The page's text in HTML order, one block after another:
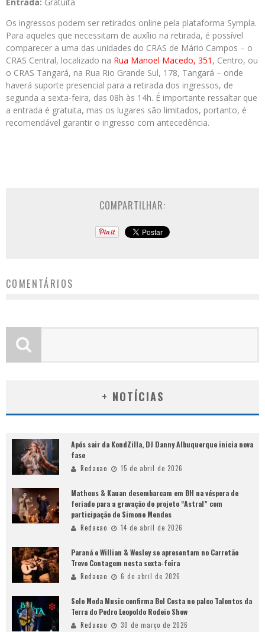
Os ingressos podem ser retirados online pela plataforma Sympla.
Para aqueles que necessitam de auxílio na retirada, é possível
comparecer a uma das unidades do CRAS de Mário Campos – o
CRAS Central, localizado na Rua Manoel Macedo, 351 , Centro, ou
o CRAS Tangará, na Rua Rio Grande Sul, 178, Tangará – onde
haverá suporte presencial para a retirada dos ingressos, de
segunda a sexta-feira, das 08h às 14h. É importante ressaltar que
a entrada é gratuita, mas os lugares são limitados, portanto, é
recomendável garantir o ingresso com antecedência.
COMPARTILHAR:
COMENTÁRIOS
+ NOTÍCIAS
Após sair da KondZilla, DJ Danny Albuquerque inicia nova
fase
Redacao 15 de abril de 2026
Matheus & Kauan desembarcam em BH na véspera de
feriado para a gravação do projeto “Astral” com
participação de Simone Mendes
Redacao 14 de abril de 2026
Paraná e Willian & Wesley se apresentam no Carretão
Trevo Contagem nesta sexta-feira
Redacao 6 de abril de 2026
Selo Moda Music confirma Bel Costa no palco Talentos da
Terra do Pedro Leopoldo Rodeio Show
Redacao 30 de março de 2026